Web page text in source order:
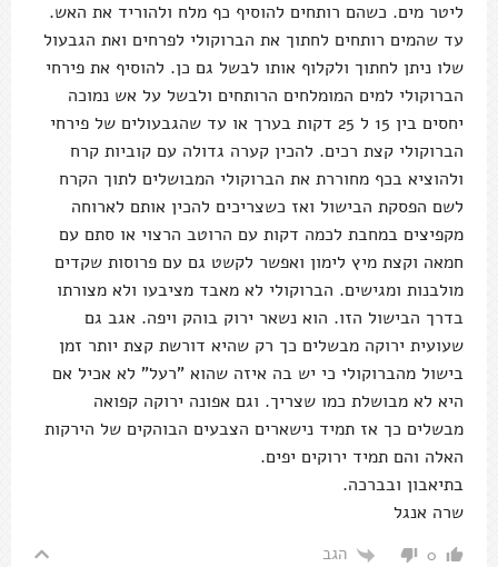
ליטר מים. כשהם רותחים להוסיף כף מלח ולהוריד את האש.
עד שהמים רותחים לחתוך את הברוקולי לפרחים ואת הגבעול
שלו ניתן לחתוך ולקלוף אותו לבשל גם כן. להוסיף את פירחי
הברוקולי למים המומלחים הרותחים ולבשל על אש נמוכה
יחסים בין 15 ל 25 דקות בערך או עד שהגבעולים של פירחי
הברוקולי קצת רכים. להכין קערה גדולה עם קוביות קרח
ולהוציא בכף מחוררת את הברוקולי המבושלים לתוך הקרח
לשם הפסקת הבישול ואז כשצריכים להכין אותם לארוחה
מקפיצים במחבת לכמה דקות עם הרוטב הרצוי או סתם עם
חמאה וקצת מיץ לימון ואפשר לקשט גם עם פרוסות שקדים
מולבנות ומגישים. הברוקולי לא מאבד מציבעו ולא מצורתו
בדרך הבישול הזו. הוא נשאר ירוק בוהק ויפה. אגב גם
שעועית ירוקה מבשלים כך רק שהיא דורשת קצת יותר זמן
בישול מהברוקולי כי יש בה איזה שהוא "רעל" לא אכיל אם
היא לא מבושלת כמו שצריך. וגם אפונה ירוקה קפואה
מבשלים כך אז תמיד נישארים הצבעים הבוהקים של הירקות
האלה והם תמיד ירוקים יפים.
בתיאבון ובברכה.
שרה אנגל
0 הגב